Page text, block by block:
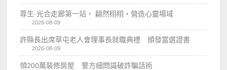
尊生·光合走廊第一站， 翩然栩栩・營造心靈場域
2026-08-09
許縣長出席草屯老人會理事長就職典禮 頒發當選證書
2026-08-09
領200萬裝修房屋 警方細問識破詐騙話術